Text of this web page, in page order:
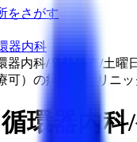
をさがす
器内科
器内科/発熱外来/土曜
可）の病院・クリニッ
循環器内科